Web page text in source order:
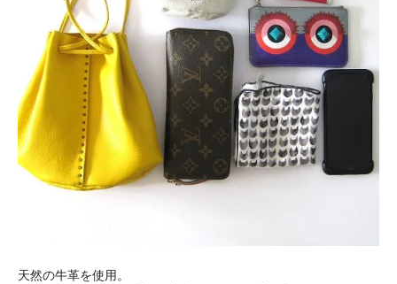
天然の牛革を使用。